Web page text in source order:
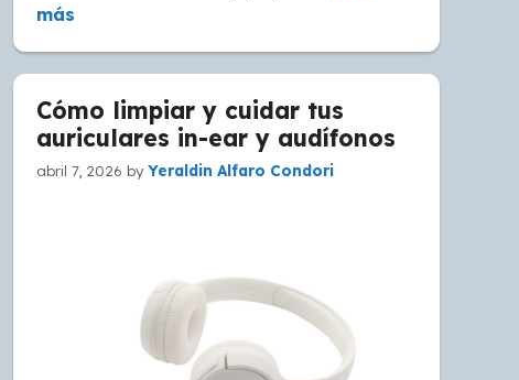
más
Cómo limpiar y cuidar tus
auriculares in-ear y audífonos
abril 7, 2026 byYeraldin Alfaro Condori